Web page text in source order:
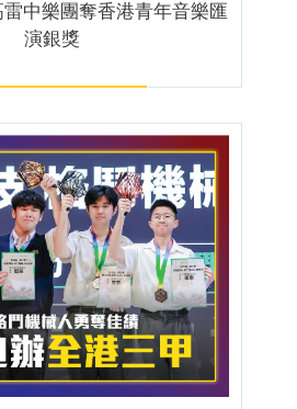
中樂團奪香港青年音樂匯
演銀獎